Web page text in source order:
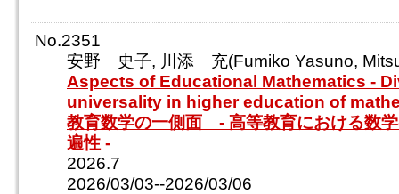
No.2351
安野 史子, 川添 充(Fumiko Yasuno,
Aspects of Educational Mathematics -
universality in higher education of
教育数学の一側面 - 高等教育における数
遍性 -
2026.7
2026/03/03--2026/03/06